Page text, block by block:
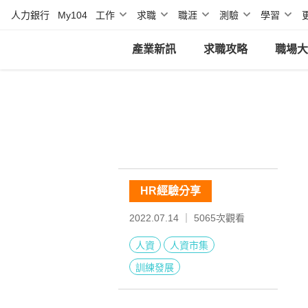
人力銀行 My104 工作 求職 職涯 測驗 學習
產業新訊 求職攻略 職場
HR經驗分享
2022.07.14 ｜ 5065次觀看
人資
人資市集
訓練發展